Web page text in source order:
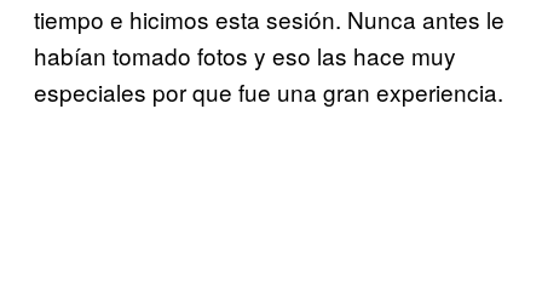
tiempo e hicimos esta sesión. Nunca antes le
habían tomado fotos y eso las hace muy
especiales por que fue una gran experiencia.